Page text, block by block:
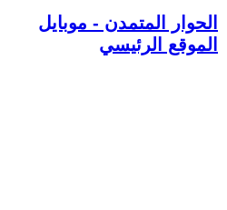
الحوار المتمدن - موبايل
الموقع الرئيسي